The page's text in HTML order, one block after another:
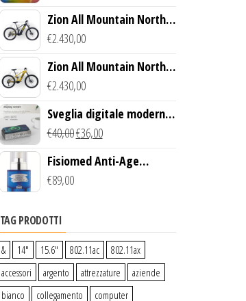
Zion All Mountain North
Creek Bike (Nero)
€2.430,00
Zion All Mountain North
Creek Bike (Giallo)
€2.430,00
Sveglia digitale moderna
con Caricabatterie
€40,00€36,00
Fisiomed Anti-Age
Defense Face Serum
€89,00
TAG PRODOTTI
& 14″ 15.6″ 802.11ac
802.11ax
accessori
argento attrezzature
aziende
bianco
collegamento computer